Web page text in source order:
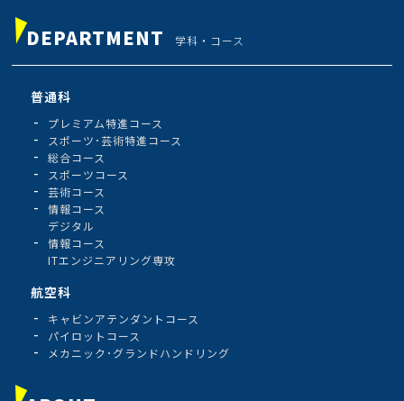
DEPARTMENT 学科・コース
普通科
プレミアム特進コース
スポーツ･芸術特進コース
総合コース
スポーツコース
芸術コース
情報コース
デジタル
情報コース
ITエンジニアリング専攻
航空科
キャビンアテンダントコース
パイロットコース
メカニック･グランドハンドリング